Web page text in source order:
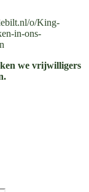
o/King-
in-ons-
we vrijwilligers